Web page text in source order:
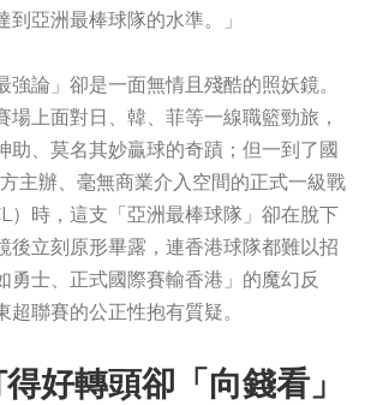
到亞洲最棒球隊的水準。」
強論」卻是一面無情且殘酷的照妖鏡。
場上面對日、韓、菲等一線職籃勁旅，
助、莫名其妙贏球的奇蹟；但一到了國
主辦、毫無商業介入空間的正式一級戰
時，這支「亞洲最棒球隊」卻在脫下
後立刻原形畢露，連香港球隊都難以招
勇士、正式國際賽輸香港」的魔幻反
超聯賽的公正性抱有質疑。
好轉頭卻「向錢看」